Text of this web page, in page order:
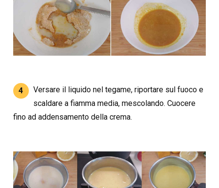
4
Versare il liquido nel tegame, riportare sul fuoco e
scaldare a fiamma media, mescolando. Cuocere
fino ad addensamento della crema.